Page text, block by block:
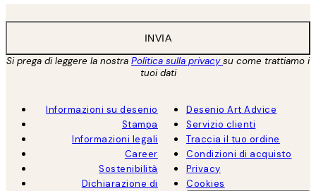
INVIA
Si prega di leggere la nostra Politica sulla privacysu come trattiamo i
tuoi dati
Informazioni su desenio
Stampa
Informazioni legali
Career
Sostenibilità
Dichiarazione di
Desenio Art Advice
Servizio clienti
Traccia il tuo ordine
Condizioni di acquisto
Privacy
Cookies